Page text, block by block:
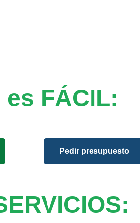
es FÁCIL:
Pedir presupuesto